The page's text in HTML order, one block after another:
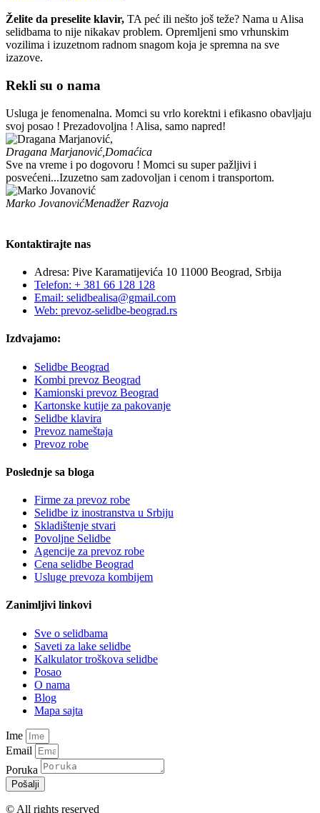
Želite da preselite klavir, TA peć ili nešto još teže? Nama u Alisa
selidbama to nije nikakav problem. Opremljeni smo vrhunskim
vozilima i izuzetnom radnom snagom koja je spremna na sve
izazove.
Rekli su o nama
Usluga je fenomenalna. Momci su vrlo korektni i efikasno obavljaju
svoj posao ! Prezadovoljna ! Alisa, samo napred!
Dragana Marjanović, Domaćica
Sve na vreme i po dogovoru ! Momci su super pažljivi i
posvećeni...Izuzetno sam zadovoljan i cenom i transportom.
Marko JovanovićMenadžer Razvoja
Kontaktirajte nas
Adresa: Pive Karamatijevića 10 11000 Beograd, Srbija
Telefon: + 381 66 128 128
Email: selidbealisa@gmail.com
Web: prevoz-selidbe-beograd.rs
Izdvajamo:
Selidbe Beograd
Kombi prevoz Beograd
Kamionski prevoz Beograd
Kartonske kutije za pakovanje
Selidbe klavira
Prevoz nameštaja
Prevoz robe
Poslednje sa bloga
Firme za prevoz robe
Selidbe iz inostranstva u Srbiju
Skladištenje stvari
Povoljne Selidbe
Agencije za prevoz robe
Cena selidbe Beograd
Usluge prevoza kombijem
Zanimljivi linkovi
Sve o selidbama
Saveti za lake selidbe
Kalkulator troškova selidbe
Posao
O nama
Blog
Mapa sajta
Ime
Email
Poruka
Pošalji
© All rights reserved